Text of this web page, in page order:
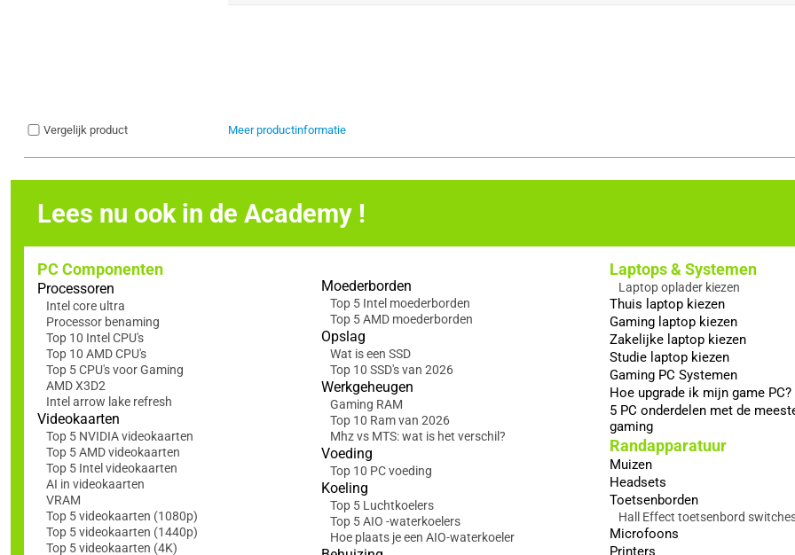
Vergelijk product Meer productinformatie
Lees nu ook in de Academy !
PC Componenten
Processoren
Intel core ultra
Processor benaming
Top 10 Intel CPU's
Top 10 AMD CPU's
Top 5 CPU's voor Gaming
AMD X3D2
Intel arrow lake refresh
Videokaarten
Top 5 NVIDIA videokaarten
Top 5 AMD videokaarten
Top 5 Intel videokaarten
AI in videokaarten
VRAM
Top 5 videokaarten (1080p)
Top 5 videokaarten (1440p)
Top 5 videokaarten (4K)
Moederborden
Top 5 Intel moederborden
Top 5 AMD moederborden
Opslag
Wat is een SSD
Top 10 SSD's van 2026
Werkgeheugen
Gaming RAM
Top 10 Ram van 2026
Mhz vs MTS: wat is het verschil?
Voeding
Top 10 PC voeding
Koeling
Top 5 Luchtkoelers
Top 5 AIO -waterkoelers
Hoe plaats je een AIO-waterkoeler
Laptops & Systemen
Laptop oplader kiezen
Thuis laptop kiezen
Gaming laptop kiezen
Zakelijke laptop kiezen
Studie laptop kiezen
Gaming PC Systemen
Hoe upgrade ik mijn game PC?
5 PC onderdelen met de
gaming
Randapparatuur
Muizen
Headsets
Toetsenborden
Hall Effect toetsenbord
Microfoons
Printers